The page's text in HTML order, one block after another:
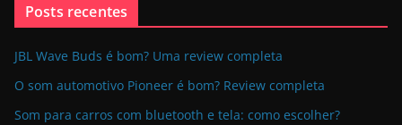
Posts recentes
JBL Wave Buds é bom? Uma review completa
O som automotivo Pioneer é bom? Review completa
Som para carros com bluetooth e tela: como escolher?